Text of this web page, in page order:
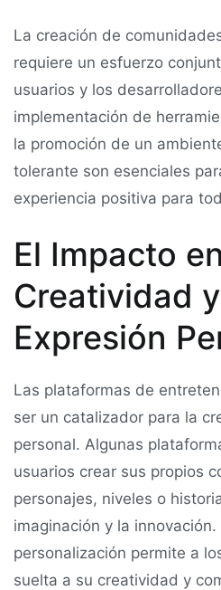
La creación de
requiere un esfuerzo
usuarios y los
implementación de
la promoción de un
tolerante son esenciales
experiencia positiva para
El Impacto
Creatividad
Expresión
Las plataformas de
ser un catalizador para la
personal. Algunas
usuarios crear sus propios
personajes, niveles o
imaginación y la
personalización permite a
suelta a su creatividad y